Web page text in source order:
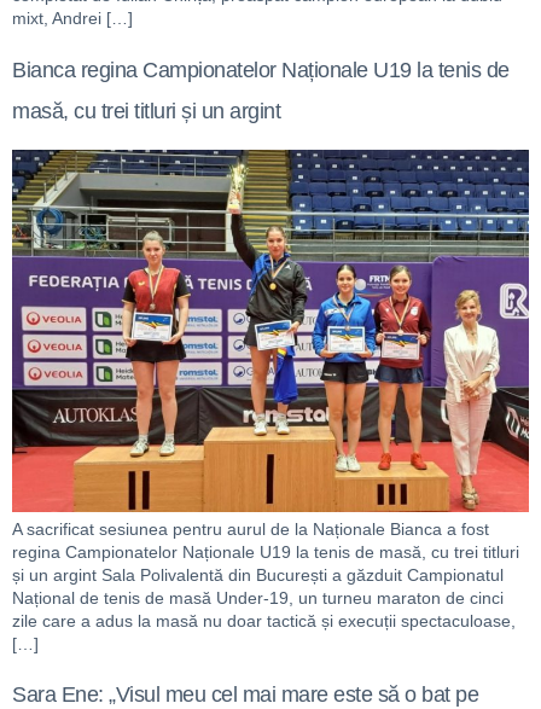
mixt, Andrei […]
Bianca regina Campionatelor Naționale U19 la tenis de
masă, cu trei titluri și un argint
A sacrificat sesiunea pentru aurul de la Naționale Bianca a fost
regina Campionatelor Naționale U19 la tenis de masă, cu trei titluri
și un argint Sala Polivalentă din București a găzduit Campionatul
Național de tenis de masă Under-19, un turneu maraton de cinci
zile care a adus la masă nu doar tactică și execuții spectaculoase,
[…]
Sara Ene: „Visul meu cel mai mare este să o bat pe